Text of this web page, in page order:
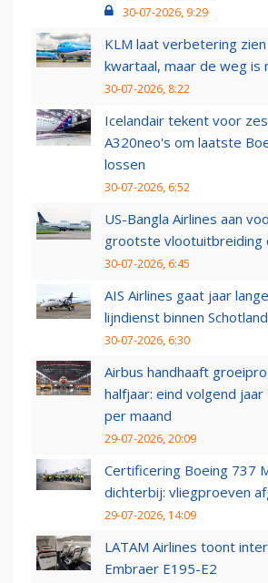
30-07-2026, 9:29
KLM laat verbetering
kwartaal, maar de weg is
30-07-2026, 8:22
Icelandair tekent voor
A320neo's om laatste
lossen
30-07-2026, 6:52
US-Bangla Airlines aan
grootste vlootuitbreiding
30-07-2026, 6:45
AIS Airlines gaat jaar
lijndienst binnen Schotland
30-07-2026, 6:30
Airbus handhaaft
halfjaar: eind volgend jaar
per maand
29-07-2026, 20:09
Certificering Boeing 737
dichterbij: vliegproeven
29-07-2026, 14:09
LATAM Airlines toont
Embraer E195-E2